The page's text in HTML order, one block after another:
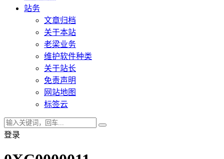
站务
文章归档
关于本站
老梁业务
维护软件种类
关于站长
免责声明
网站地图
标签云
登录